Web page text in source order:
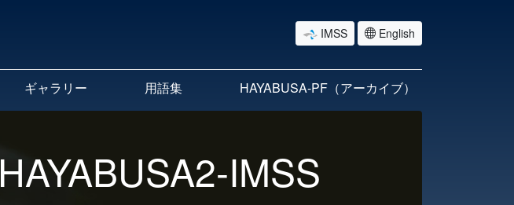
IMSS English
ギャラリー 用語集 HAYABUSA-PF（アーカイブ）
HAYABUSA2-IMSS